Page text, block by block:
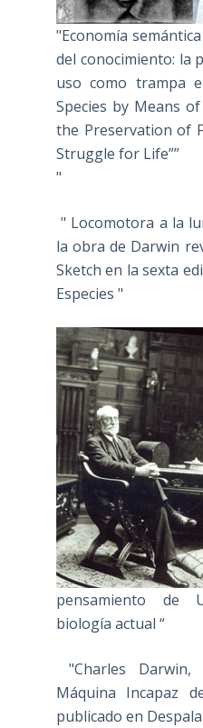
"Economía
del conocimiento: la
uso como trampa
Species by Means
the Preservation of
Struggle for Life””
"
" Locomotora a la
la obra de Darwin
Sketch en la sexta
Especies "
pensamiento de
biología actual “
"Charles
Máquina Incapaz
publicado en